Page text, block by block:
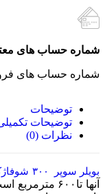
شماره حساب های
شماره حساب های
توضیحات
توضیحات
نظرات (0)
بویلر سوپر ۳۰۰ شوفاژکار
آنها تا۶۰۰